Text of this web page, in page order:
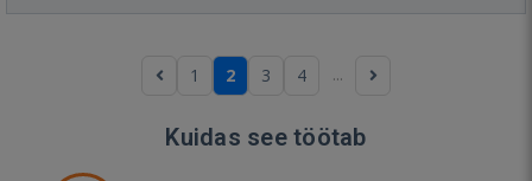
1 2 3 4 ...
Kuidas see töötab